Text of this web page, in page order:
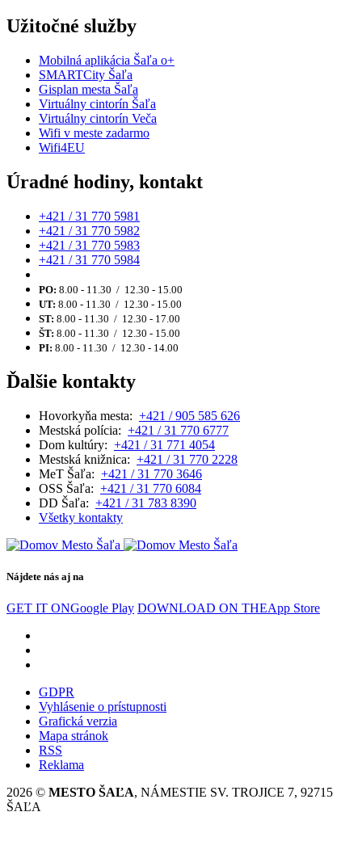
Užitočné služby
Mobilná aplikácia Šaľa o+
SMARTCity Šaľa
Gisplan mesta Šaľa
Virtuálny cintorín Šaľa
Virtuálny cintorín Veča
Wifi v meste zadarmo
Wifi4EU
Úradné hodiny, kontakt
+421 / 31 770 5981
+421 / 31 770 5982
+421 / 31 770 5983
+421 / 31 770 5984
PO: 8.00 - 11.30 / 12.30 - 15.00
UT: 8.00 - 11.30 / 12.30 - 15.00
ST: 8.00 - 11.30 / 12.30 - 17.00
ŠT: 8.00 - 11.30 / 12.30 - 15.00
PI: 8.00 - 11.30 / 12.30 - 14.00
Ďalšie kontakty
Hovorkyňa mesta: +421 / 905 585 626
Mestská polícia: +421 / 31 770 6777
Dom kultúry: +421 / 31 771 4054
Mestská knižnica: +421 / 31 770 2228
MeT Šaľa: +421 / 31 770 3646
OSS Šaľa: +421 / 31 770 6084
DD Šaľa: +421 / 31 783 8390
Všetky kontakty
Nájdete nás aj na
GET IT ONGoogle Play DOWNLOAD ON THEApp Store
GDPR
Vyhlásenie o prístupnosti
Grafická verzia
Mapa stránok
RSS
Reklama
2026 © MESTO ŠAĽA, NÁMESTIE SV. TROJICE 7, 92715
ŠAĽA